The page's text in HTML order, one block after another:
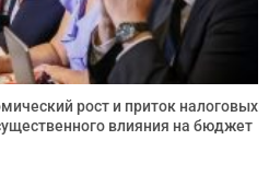
рост и приток налоговых
влияния на бюджет